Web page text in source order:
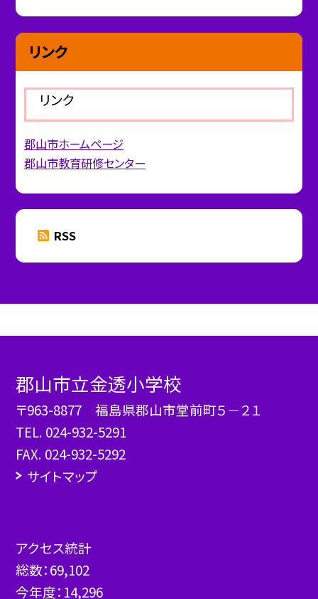
リンク
リンク
郡山市ホームページ
郡山市教育研修センター
RSS
郡山市立金透小学校
〒963-8877 福島県郡山市堂前町５－２１
TEL. 024-932-5291
FAX. 024-932-5292
サイトマップ
アクセス統計
総数：69,102
今年度： 14,296